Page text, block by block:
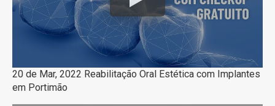
20 de Mar, 2022 Reabilitação Oral Estética com Implantes
em Portimão